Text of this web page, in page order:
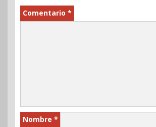
Comentario *
Nombre *